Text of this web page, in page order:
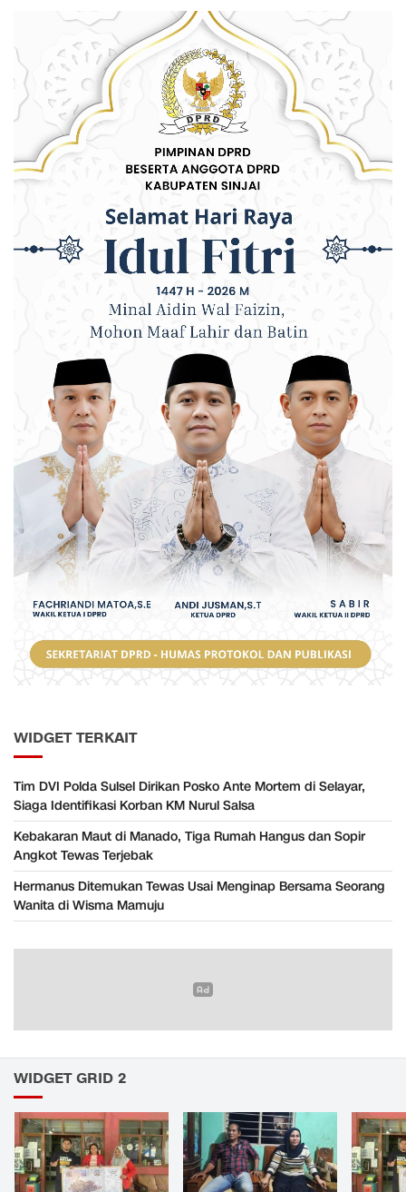
WIDGET TERKAIT
Tim DVI Polda Sulsel Dirikan Posko Ante Mortem di Selayar,
Siaga Identifikasi Korban KM Nurul Salsa
Kebakaran Maut di Manado, Tiga Rumah Hangus dan Sopir
Angkot Tewas Terjebak
Hermanus Ditemukan Tewas Usai Menginap Bersama Seorang
Wanita di Wisma Mamuju
WIDGET GRID 2